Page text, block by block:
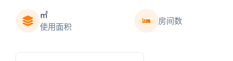
㎡
使用面积
房间数